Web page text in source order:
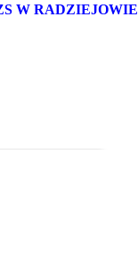
W RADZIEJOWIE